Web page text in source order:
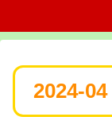
2024-04